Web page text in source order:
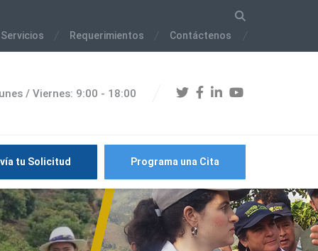
Requerimientos Contáctenos
/ Viernes: 9:00 - 18:00
tu Solicitud Programa una Cita